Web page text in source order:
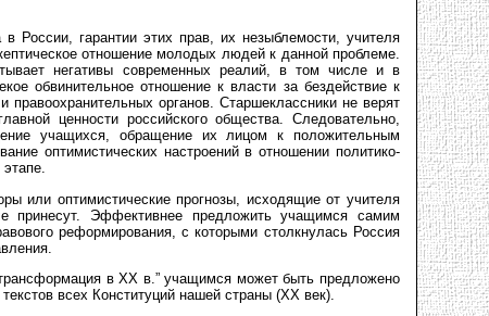
России, гарантии этих прав, их незыблемости, учителя
отношение молодых людей к данной проблеме.
негативы современных реалий, в том числе и в
обвинительное отношение к власти за бездействие к
правоохранительных органов. Старшеклассники не верят
ценности российского общества. Следовательно,
учащихся, обращение их лицом к положительным
оптимистических настроений в отношении политико-
или оптимистические прогнозы, исходящие от учителя
принесут. Эффективнее предложить учащимся самим
реформирования, с которыми столкнулась Россия
в ХХ в.” учащимся может быть предложено
всех Конституций нашей страны (ХХ век).